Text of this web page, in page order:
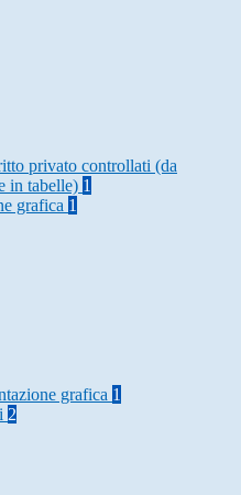
privato controllati (da
in tabelle) 1
grafica 1
grafica 1
2